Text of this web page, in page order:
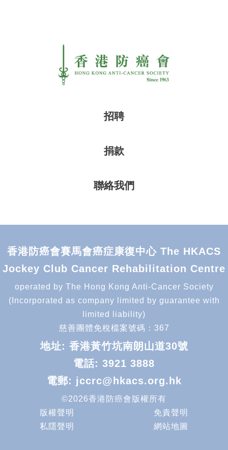
招聘
捐款
聯絡我們
香港防癌會賽馬會癌症康復中心 The HKACS
Jockey Club Cancer Rehabilitation Centre
operated by The Hong Kong Anti-Cancer Society
(Incorporated as company limited by guarantee with
limited liability)
慈善團體免稅檔案號碼：367
地址: 香港黃竹坑南朗山道30號
電話: 3921 3888
電郵: jccrc@hkacs.org.hk
©2026香港防癌會版權所有
版權聲明
免責聲明
私隱聲明
網站地圖